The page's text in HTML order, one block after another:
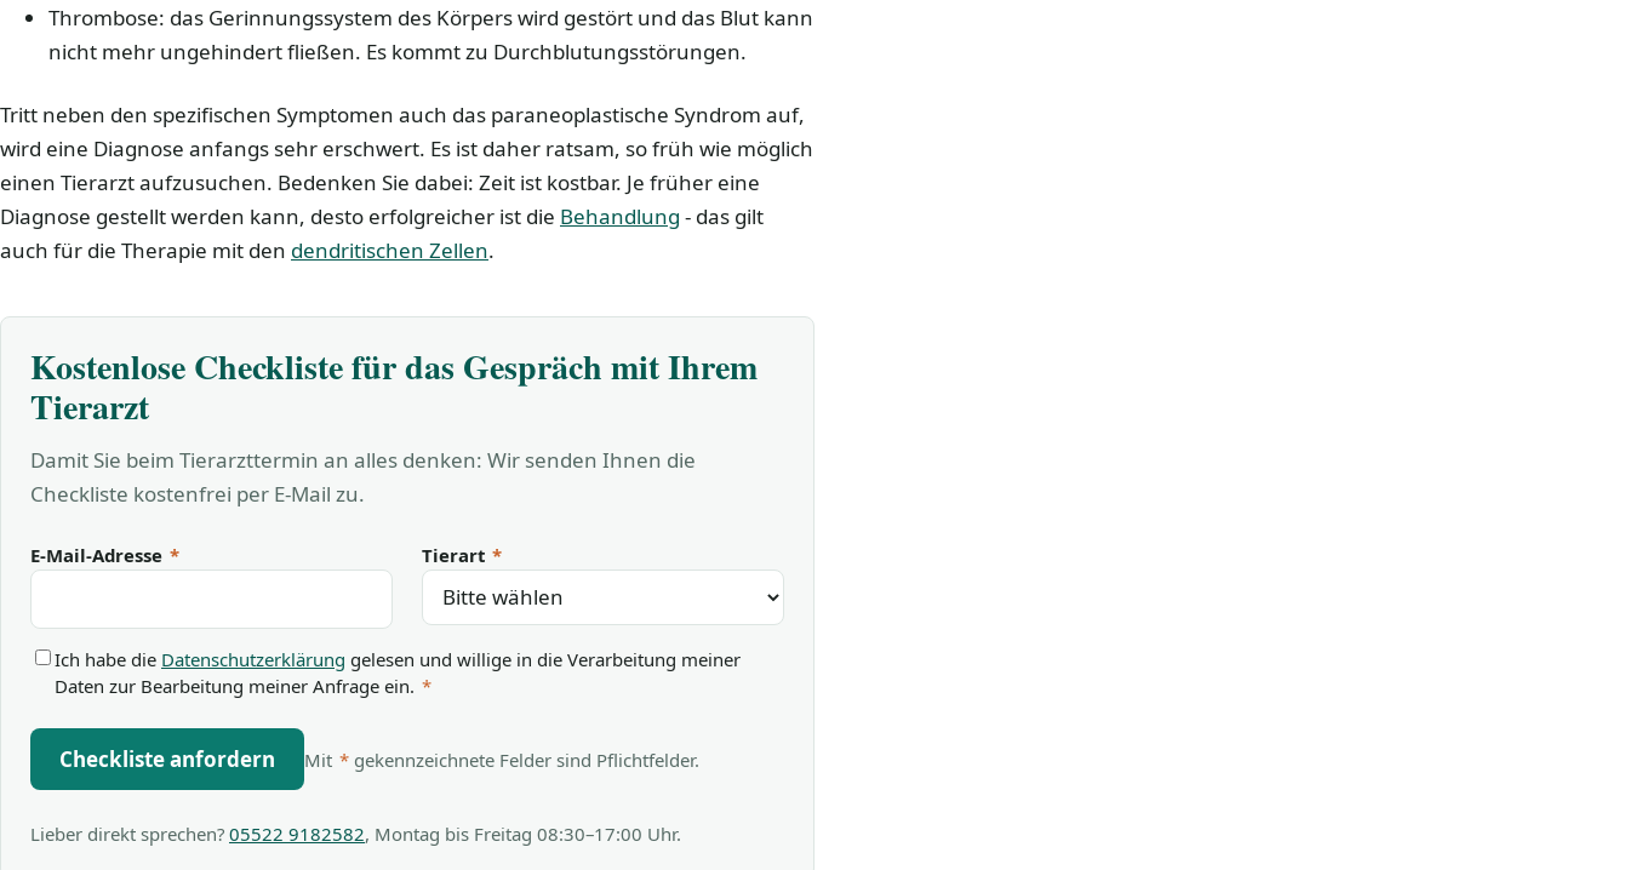
Thrombose: das Gerinnungssystem des Körpers wird gestört und das Blut kann
nicht mehr ungehindert fließen. Es kommt zu Durchblutungsstörungen.
Tritt neben den spezifischen Symptomen auch das paraneoplastische Syndrom auf,
wird eine Diagnose anfangs sehr erschwert. Es ist daher ratsam, so früh wie möglich
einen Tierarzt aufzusuchen. Bedenken Sie dabei: Zeit ist kostbar. Je früher eine
Diagnose gestellt werden kann, desto erfolgreicher ist die Behandlung - das gilt
auch für die Therapie mit den dendritischen Zellen.
Kostenlose Checkliste für das Gespräch mit Ihrem
Tierarzt
Damit Sie beim Tierarzttermin an alles denken: Wir senden Ihnen die
Checkliste kostenfrei per E-Mail zu.
E-Mail-Adresse * Tierart *
Ich habe die Datenschutzerklärung gelesen und willige in die Verarbeitung meiner
Daten zur Bearbeitung meiner Anfrage ein. *
Checkliste anfordern Mit *gekennzeichnete Felder sind Pflichtfelder.
Lieber direkt sprechen? 05522 9182582, Montag bis Freitag 08:30–17:00 Uhr.